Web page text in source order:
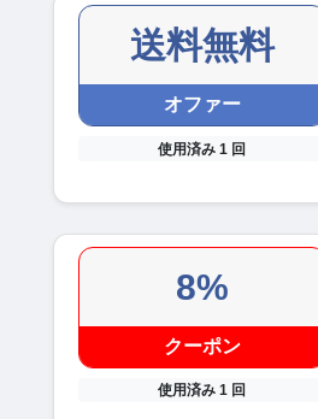
送料無料
オファー
使用済み 1 回
8%
クーポン
使用済み 1 回